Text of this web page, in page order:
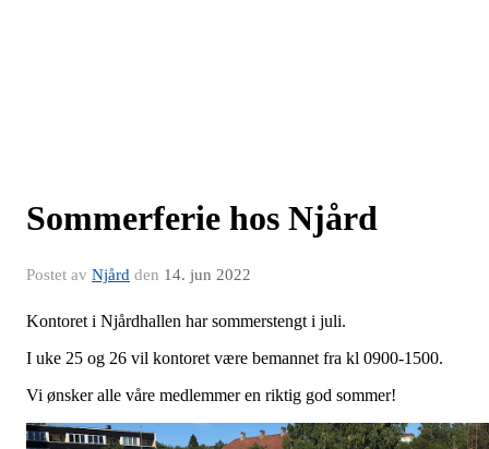
Sommerferie hos Njård
Postet av Njård den 14. jun 2022
Kontoret i Njårdhallen har sommerstengt i juli.
I uke 25 og 26 vil kontoret være bemannet fra kl 0900-1500.
Vi ønsker alle våre medlemmer en riktig god sommer!